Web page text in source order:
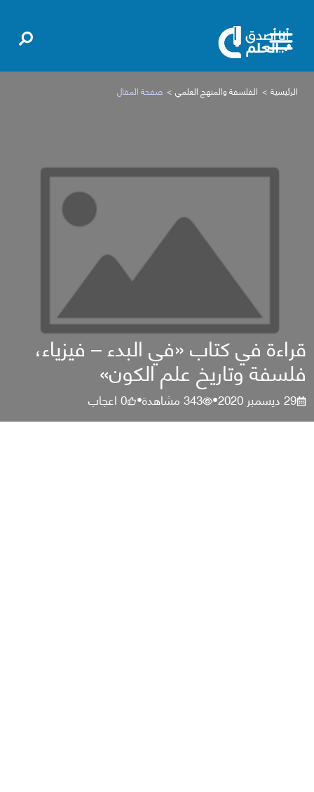
الرئيسية الفلسفة والمنهج العلمي صفحة المقال
قراءة في كتاب «في البدء – فيزياء،
فلسفة وتاريخ علم الكون»
29 ديسمبر 2020 •
343مشاهدة•
0اعجاب